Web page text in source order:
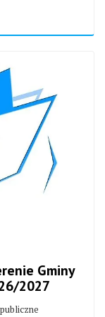
Gminy
2027